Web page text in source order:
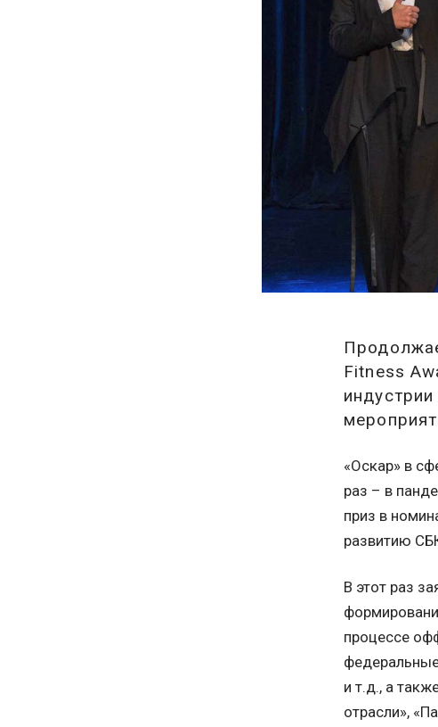
Fitness
«Оскар» в
раз – в
приз в
развитию
В этот раз
процессе
и т.д., а
отрасли»,